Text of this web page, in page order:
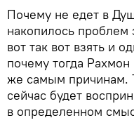
Почему не едет в
накопилось проблем
вот так вот взять и
почему тогда
же самым причинам.
сейчас будет
в определенном